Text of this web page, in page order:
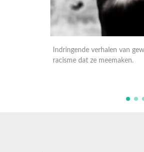
Indringende verhalen van
racisme dat ze meemaken.